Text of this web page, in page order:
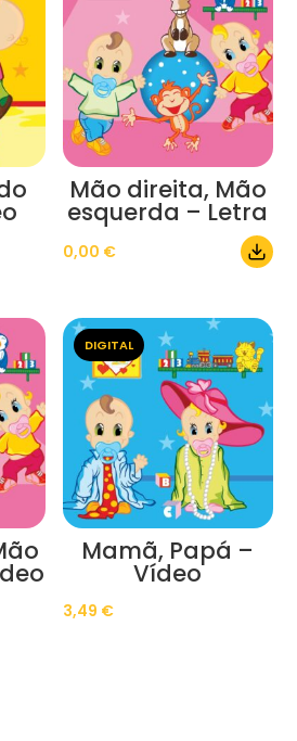
Mão direita, Mão
esquerda – Letra
0,00 €
DIGITAL
Mamã, Papá –
Vídeo
3,49 €